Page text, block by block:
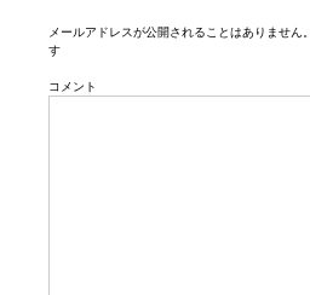
nメールアドレスが公開されることはありません。
す
コメント